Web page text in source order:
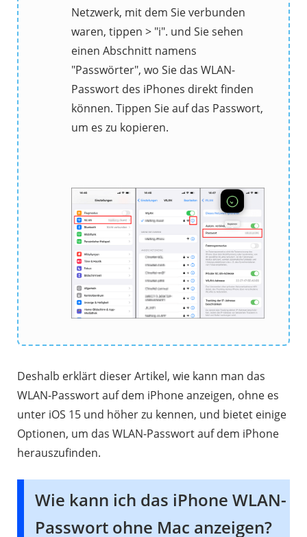
Netzwerk, mit dem Sie verbunden
waren, tippen > "i". und Sie sehen
einen Abschnitt namens
"Passwörter", wo Sie das WLAN-
Passwort des iPhones direkt finden
können. Tippen Sie auf das Passwort,
um es zu kopieren.
Deshalb erklärt dieser Artikel, wie kann man das
WLAN-Passwort auf dem iPhone anzeigen, ohne es
unter iOS 15 und höher zu kennen, und bietet einige
Optionen, um das WLAN-Passwort auf dem iPhone
herauszufinden.
Wie kann ich das iPhone WLAN-
Passwort ohne Mac anzeigen?